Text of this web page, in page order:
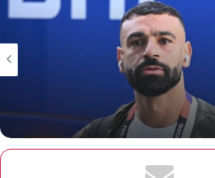
لبشكتاش: انسحبنا من مفاوضات ضم محمد
المالية